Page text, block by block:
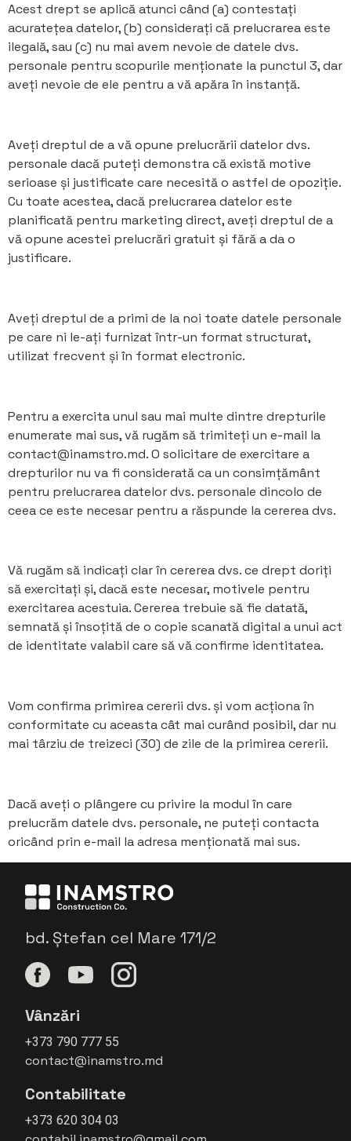
Acest drept se aplică atunci când (a) contestați
acuratețea datelor, (b) considerați că prelucrarea este
ilegală, sau (c) nu mai avem nevoie de datele dvs.
personale pentru scopurile menționate la punctul 3, dar
aveți nevoie de ele pentru a vă apăra în instanță.
Aveți dreptul de a vă opune prelucrării datelor dvs.
personale dacă puteți demonstra că există motive
serioase și justificate care necesită o astfel de opoziție.
Cu toate acestea, dacă prelucrarea datelor este
planificată pentru marketing direct, aveți dreptul de a
vă opune acestei prelucrări gratuit și fără a da o
justificare.
Aveți dreptul de a primi de la noi toate datele personale
pe care ni le-ați furnizat într-un format structurat,
utilizat frecvent și în format electronic.
Pentru a exercita unul sau mai multe dintre drepturile
enumerate mai sus, vă rugăm să trimiteți un e-mail la
contact@inamstro.md. O solicitare de exercitare a
drepturilor nu va fi considerată ca un consimțământ
pentru prelucrarea datelor dvs. personale dincolo de
ceea ce este necesar pentru a răspunde la cererea dvs.
Vă rugăm să indicați clar în cererea dvs. ce drept doriți
să exercitați și, dacă este necesar, motivele pentru
exercitarea acestuia. Cererea trebuie să fie datată,
semnată și însoțită de o copie scanată digital a unui act
de identitate valabil care să vă confirme identitatea.
Vom confirma primirea cererii dvs. și vom acționa în
conformitate cu aceasta cât mai curând posibil, dar nu
mai târziu de treizeci (30) de zile de la primirea cererii.
Dacă aveți o plângere cu privire la modul în care
prelucrăm datele dvs. personale, ne puteți contacta
oricând prin e-mail la adresa menționată mai sus.
bd. Ștefan cel Mare 171/2
Vânzări
+373 790 777 55
contact@inamstro.md
Contabilitate
+373 620 304 03